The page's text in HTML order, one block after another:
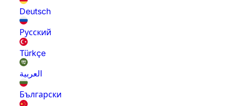
Deutsch
Русский
Türkçe
العربية
Български